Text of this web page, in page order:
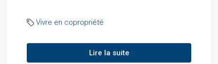
Vivre en copropriété
Lire la suite